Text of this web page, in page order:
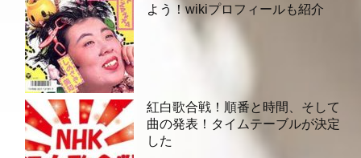
よう！wikiプロフィールも紹介
紅白歌合戦！順番と時間、そして
曲の発表！タイムテーブルが決定
した